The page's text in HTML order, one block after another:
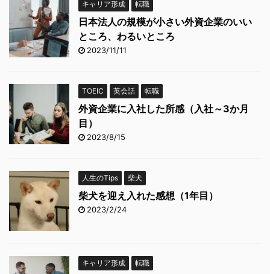
キャリア形成 転職
日本法人の規模が小さい外資企業のいい
ところ、わるいところ
2023/11/11
TOEIC 英会話 転職
外資企業に入社した所感（入社～3か月
目）
2023/8/15
人生のTips 柴犬
柴犬を迎え入れた感想（1年目）
2023/2/24
キャリア形成 転職